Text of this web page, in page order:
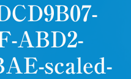
ABD2-
scaled-